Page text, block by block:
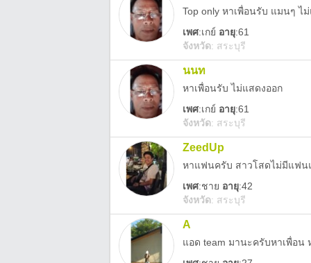
Top only หา​เพื่อน​รับ​ แมน​ๆ​ ไ
เพศ:เกย์ อายุ:61
จังหวัด: สระบุรี
นนท
หาเพื่อน​รับ ไม่​แสดง​ออก
เพศ:เกย์ อายุ:61
จังหวัด: สระบุรี
ZeedUp
หาแฟนครับ สาวโสดไม่มีแฟน
เพศ:ชาย อายุ:42
จังหวัด: สระบุรี
A
แอด team มานะครับหาเพื่อน